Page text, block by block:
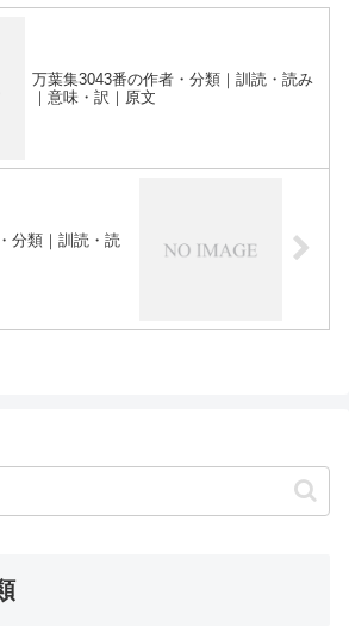
万葉集3043番の作者・分類｜訓読・読み
｜意味・訳｜原文
分類｜訓読・読